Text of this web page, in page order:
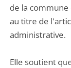
de la
au titre de
administrative.
Elle soutient